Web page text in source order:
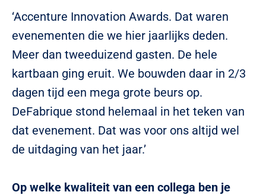
‘Accenture Innovation Awards. Dat waren
evenementen die we hier jaarlijks deden.
Meer dan tweeduizend gasten. De hele
kartbaan ging eruit. We bouwden daar in 2/3
dagen tijd een mega grote beurs op.
DeFabrique stond helemaal in het teken van
dat evenement. Dat was voor ons altijd wel
de uitdaging van het jaar.’
Op welke kwaliteit van een collega ben je